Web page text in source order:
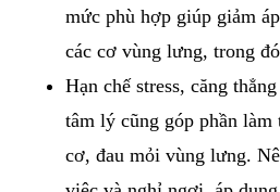
mức phù hợp giúp giảm
các cơ vùng lưng, trong
Hạn chế stress, căng
tâm lý cũng góp phần
cơ, đau mỏi vùng lưng.